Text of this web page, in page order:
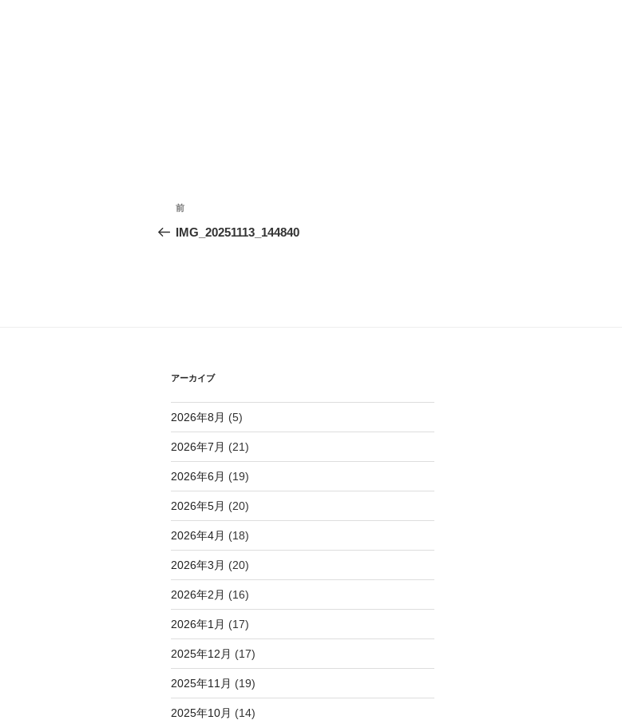
投
稿
シ
ョ
ン
前
の
前
IMG_20251113_144840
アーカイブ
2026年8月 (5)
2026年7月 (21)
2026年6月 (19)
2026年5月 (20)
2026年4月 (18)
2026年3月 (20)
2026年2月 (16)
2026年1月 (17)
2025年12月 (17)
2025年11月 (19)
2025年10月 (14)